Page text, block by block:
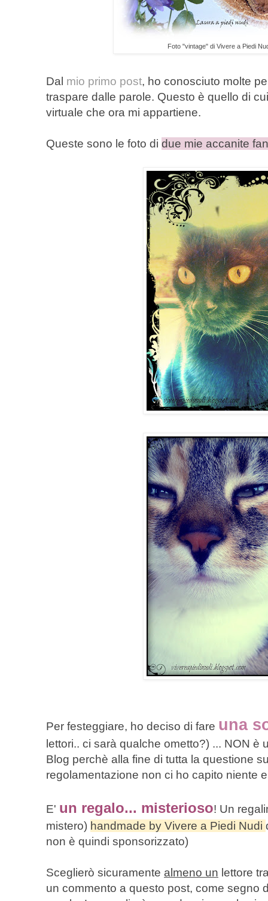
Foto "vintage" di Vivere a Piedi
Dal mio primo post, ho conosciuto molte
traspare dalle parole. Questo è quello di
virtuale che ora mi appartiene.
Queste sono le foto di due mie accanite
Per festeggiare, ho deciso di fare una
lettori.. ci sarà qualche ometto?) ... NON è
Blog perchè alla fine di tutta la questione
regolamentazione non ci ho capito niente
E' un regalo... misterioso! Un
mistero) handmade by Vivere a Piedi Nudi
non è quindi sponsorizzato)
Sceglierò sicuramente almeno un lettore
un commento a questo post, come segno